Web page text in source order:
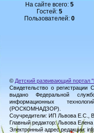
На сайте всего: 5
Гостей: 5
Пользователей: 0
© Детский развивающий портал
Свидетельство о регистрации
выдано Федеральной
информационных
(РОСКОМНАДЗОР).
Соучредители: ИП Львова Е.С.,
Главный редактор: Львова
Электронный адрес редакции: